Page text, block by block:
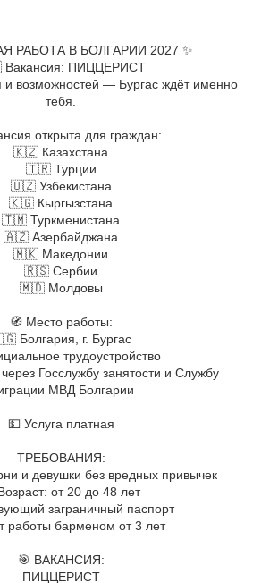
РАБОТА В БОЛГАРИИ 2027 ✨
ПИЦЦЕРИСТ
и возможностей — Бургас ждёт именно
тебя.
открыта для граждан:
🇰🇿 Казахстана
🇹🇷 Турции
🇺🇿 Узбекистана
🇰🇬 Кыргызстана
🇹🇲 Туркменистана
🇦🇿 Азербайджана
🇲🇰 Македонии
🇷🇸 Сербии
🇲🇩 Молдовы
🧭 Место работы:
Болгария, г. Бургас
трудоустройство
Госслужбу занятости и Службу
МВД Болгарии
💵 Услуга платная
ТРЕБОВАНИЯ:
и девушки без вредных привычек
от 20 до 48 лет
заграничный паспорт
работы барменом от 3 лет
🎯 ВАКАНСИЯ:
ПИЦЦЕРИСТ